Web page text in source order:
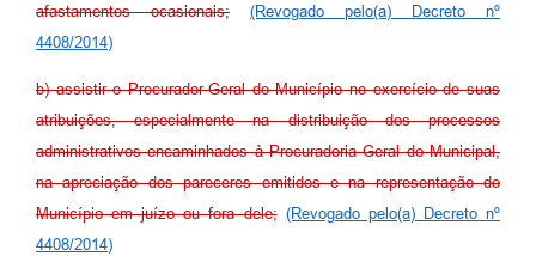
afastamentos ocasionais;
(Revogado pelo(a) Decreto nº
4408/2014)
b) assistir o Procurador-Geral do Município no exercício de suas
atribuições, especialmente na distribuição dos processos
administrativos encaminhados à Procuradoria Geral do Municipal,
na apreciação dos pareceres emitidos e na representação do
Município em juízo ou fora dele; (Revogado pelo(a) Decreto nº
4408/2014)